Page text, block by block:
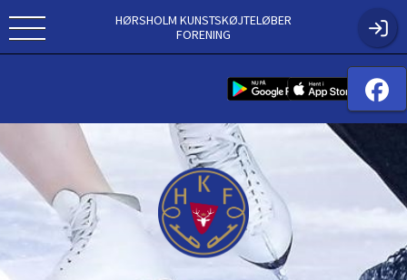
HØRSHOLM KUNSTSKØJTELØBER
FORENING